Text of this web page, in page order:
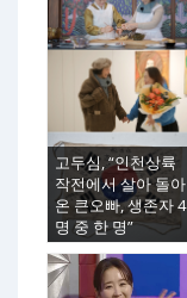
고두심, “인천상륙
작전에서 살아 돌아
온 큰오빠, 생존자 4
명 중 한 명”